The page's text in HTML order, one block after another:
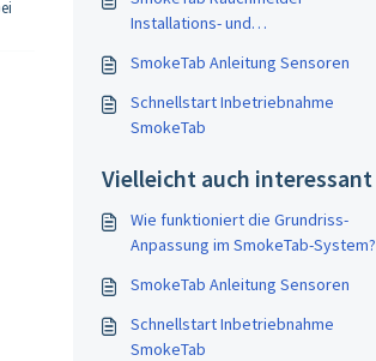
Installations- und
SmokeTab Anleitung Sensoren
Schnellstart Inbetriebnahme
SmokeTab
Vielleicht auch interessant
Wie funktioniert die Grundriss-
Anpassung im SmokeTab-System?
SmokeTab Anleitung Sensoren
Schnellstart Inbetriebnahme
SmokeTab